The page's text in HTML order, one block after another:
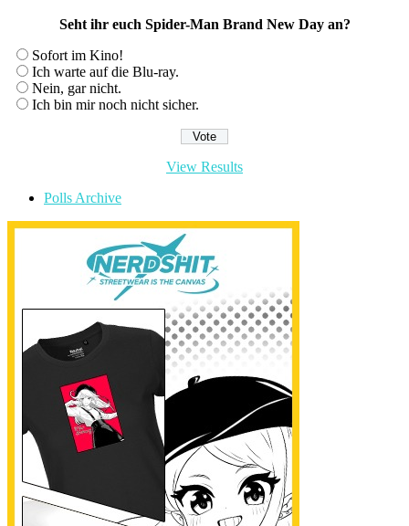
Seht ihr euch Spider-Man Brand New Day an?
Sofort im Kino!
Ich warte auf die Blu-ray.
Nein, gar nicht.
Ich bin mir noch nicht sicher.
View Results
Polls Archive